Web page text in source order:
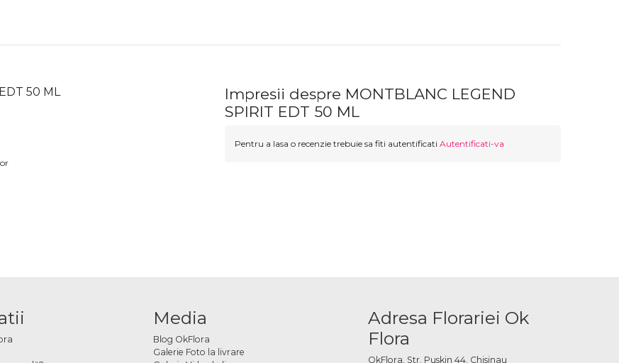
50 ML
Impresii despre MONTBLANC LEGEND
SPIRIT EDT 50 ML
Pentru a lasa o recenzie trebuie sa fiti autentificati Autentificati-va
Media
Blog OkFlora
Galerie Foto la livrare
Adresa Florariei Ok
Flora
OkFlora, Str. Puskin 44, Chisinau